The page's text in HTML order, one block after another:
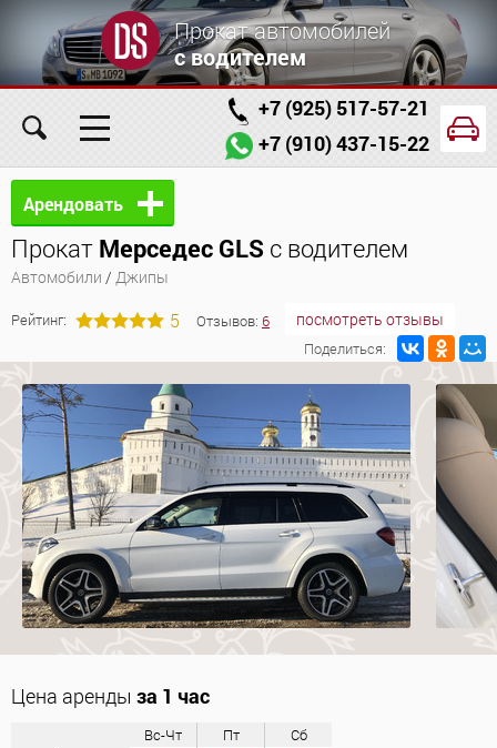
Прокат автомобилей
с водителем
+7 (925) 517-57-21
+7 (910) 437-15-22
Главная Автомобили
Условия аренды Заказ проката онлайн
Арендовать
Прокат Мерседес GLS с водителем
Автомобили / Джипы
Рейтинг: 5 Отзывов: 6 посмотреть отзывы
Поделиться:
Цена аренды за 1 час
Вс-Чт Пт
Сб